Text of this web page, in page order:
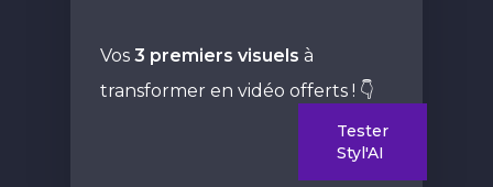
Vos 3 premiers visuels à
transformer en vidéo offerts ! 👇
Tester
Styl'AI